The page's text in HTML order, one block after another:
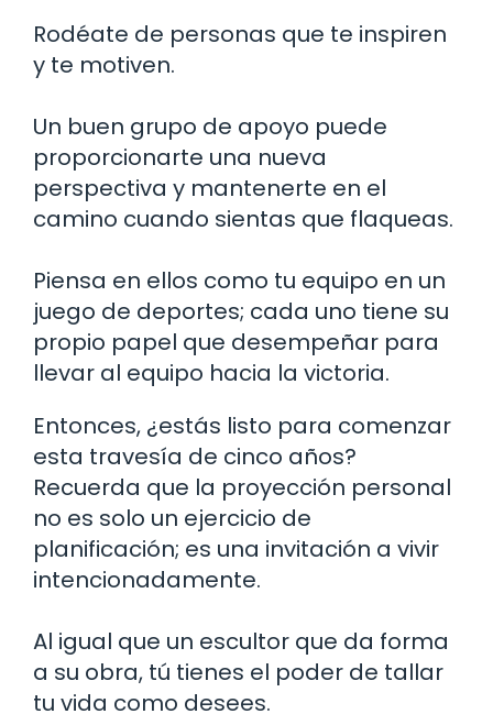
Rodéate de personas que te inspiren
y te motiven.
Un buen grupo de apoyo puede
proporcionarte una nueva
perspectiva y mantenerte en el
camino cuando sientas que flaqueas.
Piensa en ellos como tu equipo en un
juego de deportes; cada uno tiene su
propio papel que desempeñar para
llevar al equipo hacia la victoria.
Entonces, ¿estás listo para comenzar
esta travesía de cinco años?
Recuerda que la proyección personal
no es solo un ejercicio de
planificación; es una invitación a vivir
intencionadamente.
Al igual que un escultor que da forma
a su obra, tú tienes el poder de tallar
tu vida como desees.